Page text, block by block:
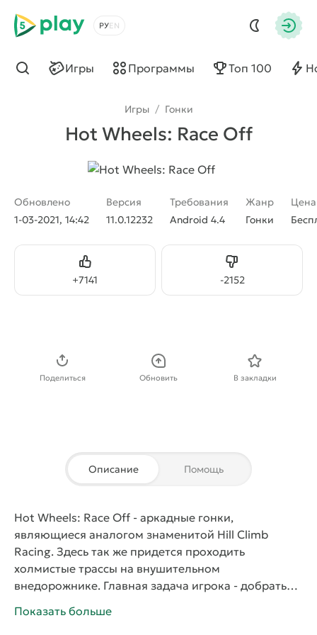
5play
Выбрать язык
Игры Программы Топ 100
Найти
Игры / Гонки
Hot Wheels: Race Off
Обновлено
1-03-2021, 14:42
Версия
11.0.12232
Требования
Android 4.4
Жанр
Гонки
Цена
+7141
Нравится -2152
Не нравится
Поделиться Обновить В закладки
Описание Помощь
Hot Wheels: Race Off - аркадные гонки,
являющиеся аналогом знаменитой Hill Climb
Racing. Здесь так же придется проходить
холмистые трассы на внушительном
внедорожнике. Главная задача игрока - добраться
особенно на первых порах. В начале гонщику
Показать больше